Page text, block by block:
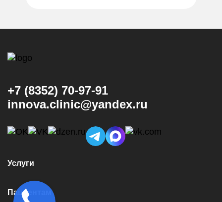
+7 (8352) 70-97-91
innova.clinic@yandex.ru
Услуги
Консультация и диагностика
Пациентам